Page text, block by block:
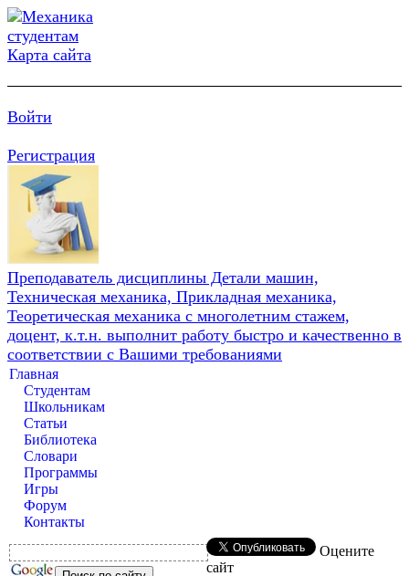
Карта сайта
Войти
Регистрация
Преподаватель дисциплины Детали машин,
Техническая механика, Прикладная механика,
Теоретическая механика с многолетним стажем,
доцент, к.т.н. выполнит работу быстро и качественно в
соответствии с Вашими требованиями
Главная
Студентам
Школьникам
Статьи
Библиотека
Словари
Программы
Игры
Форум
Контакты
Оцените
сайт